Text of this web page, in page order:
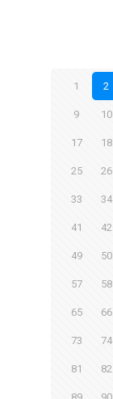
1 2
9 10
17 18
25 26
33 34
41 42
49 50
57 58
65 66
73 74
81 82